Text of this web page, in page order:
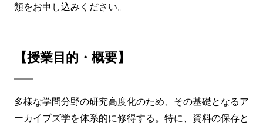
類をお申し込みください。
【授業目的・概要】
多様な学問分野の研究高度化のため、その基礎となるア
ーカイブズ学を体系的に修得する。特に、資料の保存と